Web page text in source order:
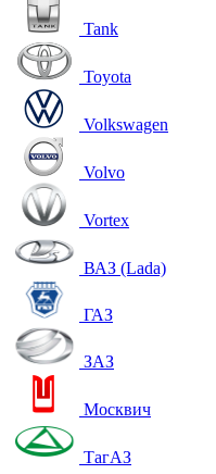
Tank
Toyota
Volkswagen
Volvo
Vortex
ВАЗ (Lada)
ГАЗ
ЗАЗ
Москвич
ТагАЗ